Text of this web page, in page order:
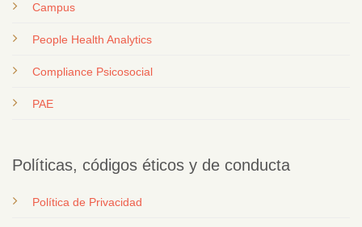
Campus
People Health Analytics
Compliance Psicosocial
PAE
Políticas, códigos éticos y de conducta
Política de Privacidad